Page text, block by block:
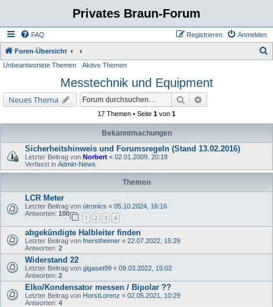
Privates Braun-Forum
FAQ Anmelden
Registrieren
Foren-Übersicht
Unbeantwortete Themen Aktive Themen
Messtechnik und Equipment
Neues Thema Suche
17 Themen • Seite 1 von 1
Bekanntmachungen
Sicherheitshinweis und Forumsregeln (Stand 13.02.2016)
Letzter Beitrag von Norbert « 02.01.2009, 20:18
Verfasst in Admin-News
Themen
LCR Meter
Letzter Beitrag von ütronics « 05.10.2024, 16:16
Antworten: 100
1 2 3 4
abgekündigte Halbleiter finden
Letzter Beitrag von fnerstheimer « 22.07.2022, 15:29
Antworten: 2
Widerstand 22
Letzter Beitrag von gigaset99 « 09.03.2022, 15:02
Antworten: 2
Elko/Kondensator messen / Bipolar ??
Letzter Beitrag von HorstLorenz « 02.05.2021, 10:29
Antworten: 4